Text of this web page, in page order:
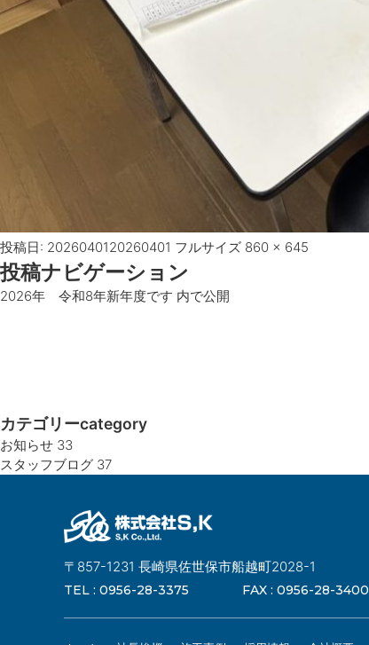
投稿日: 2026040120260401 フルサイズ 860 × 645
投稿ナビゲーション
2026年 令和8年新年度です 内で公開
カテゴリーcategory
お知らせ 33
スタッフブログ 37
〒857-1231 長崎県佐世保市船越町2028-1
TEL : 0956-28-3375 FAX : 0956-28-3400